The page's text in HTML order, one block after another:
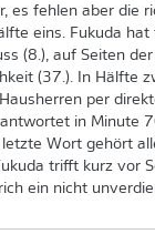
es fehlen aber die
eins. Fukuda
(8.), auf Seiten
(37.). In Hälfte
per
in Minute
Wort gehört
trifft kurz vor
ein nicht